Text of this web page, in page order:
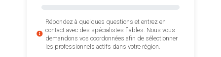
Répondez à quelques questions et entrez en
contact avec des spécialistes fiables. Nous vous
demandons vos coordonnées afin de sélectionner
les professionnels actifs dans votre région.